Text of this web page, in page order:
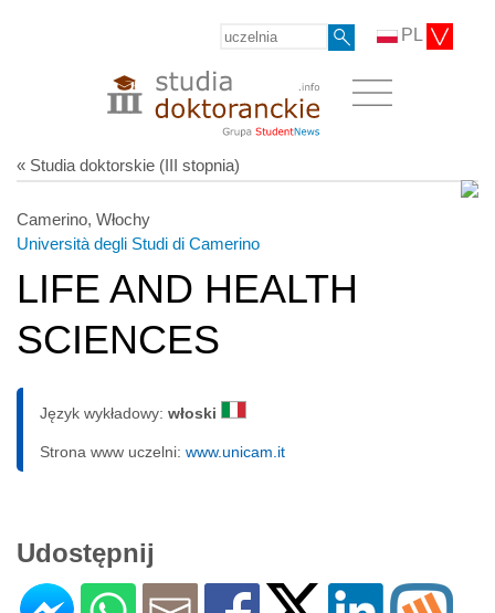
PL
« Studia doktorskie (III stopnia)
Camerino, Włochy
Università degli Studi di Camerino
LIFE AND HEALTH
SCIENCES
Język wykładowy: włoski
Strona www uczelni: www.unicam.it
Udostępnij